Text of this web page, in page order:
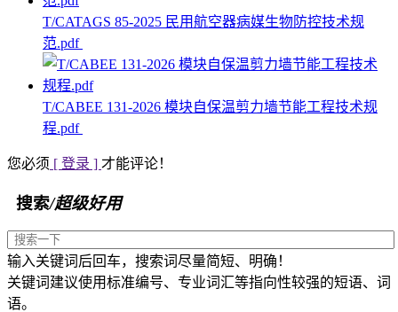
T/CATAGS 85-2025 民用航空器病媒生物防控技术规
范.pdf
T/CABEE 131-2026 模块自保温剪力墙节能工程技术规
程.pdf
您必须 [ 登录 ] 才能评论！
搜索/超级好用
输入关键词后回车，搜索词尽量简短、明确！
关键词建议使用标准编号、专业词汇等指向性较强的短语、词
语。